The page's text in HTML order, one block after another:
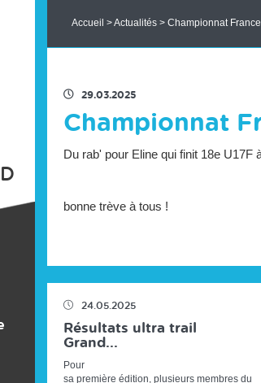
Accueil >Actualités> Championnat
29.03.2025
Championnat
Du rab' pour Eline qui finit 18e
bonne trève à tous !
24.05.2025
Résultats ultra trail
Grand...
Pour
sa première édition, plusieurs membres du